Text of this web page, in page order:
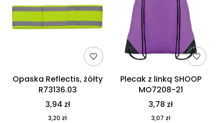
Opaska Reflectis, żółty
R73136.03
3,94 zł
3,20 zł
Plecak z linką SHOOP
MO7208-21
3,78 zł
3,07 zł